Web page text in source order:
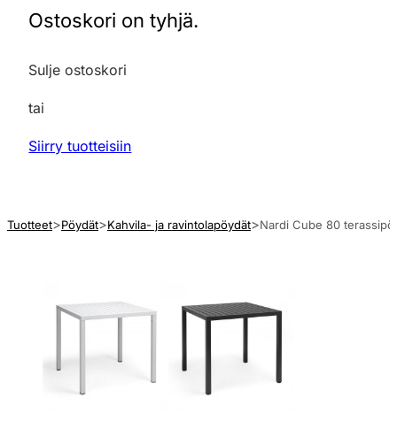
Ostoskori on tyhjä.
Sulje ostoskori
tai
Siirry tuotteisiin
Tuotteet Pöydät Kahvila- ja ravintolapöydät Nardi Cube 80